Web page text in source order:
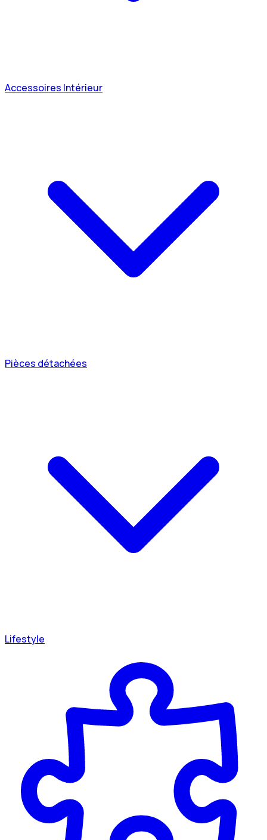
Accessoires Intérieur
Pièces détachées
Lifestyle